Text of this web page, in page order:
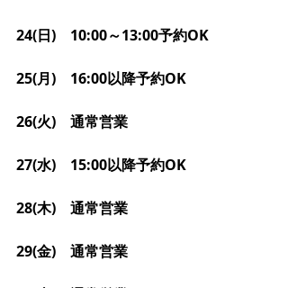
24(日)　10:00～13:00予約OK
25(月)　16:00以降予約OK
26(火)　通常営業
27(水)　15:00以降予約OK
28(木)　通常営業
29(金)　通常営業